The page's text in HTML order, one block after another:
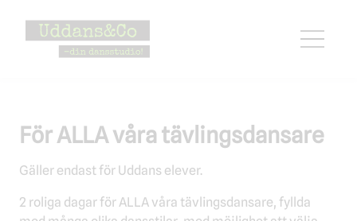
För ALLA våra tävlingsdansare
Gäller endast för Uddans elever.
2 roliga dagar för ALLA våra tävlingsdansare, fyllda